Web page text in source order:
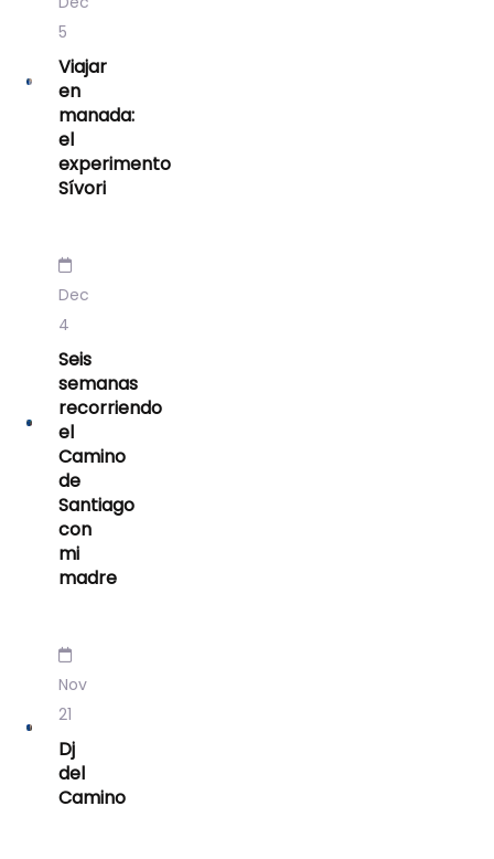
5
Viajar
en
manada:
el
experimento
Sívori
Dec
4
Seis
semanas
recorriendo
el
Camino
de
Santiago
con
mi
madre
Nov
21
Dj
del
Camino